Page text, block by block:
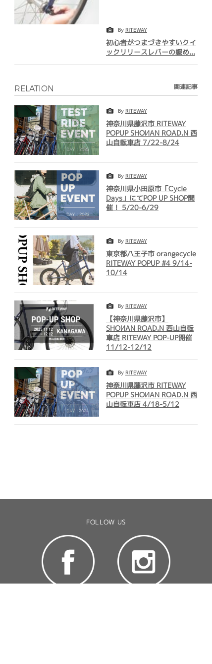
By RITEWAY
初心者がつまづきやすいクイ
ックリリースレバーの緩め...
RELATION 関連記事
By RITEWAY
神奈川県藤沢市 RITEWAY
POPUP SHOИAN ROAD.N 西
山自転車店 7/22-8/24
By RITEWAY
神奈川県小田原市「Cycle
Days」にてPOP UP SHOP開
催！ 5/20-6/29
By RITEWAY
東京都八王子市 orangecycle
RITEWAY POPUP #4 9/14-
10/14
By RITEWAY
【神奈川県藤沢市】
SHOИAN ROAD.N 西山自転
車店 RITEWAY POP-UP開催
11/12-12/12
By RITEWAY
神奈川県藤沢市 RITEWAY
POPUP SHOИAN ROAD.N 西
山自転車店 4/18-5/12
FOLLOW US